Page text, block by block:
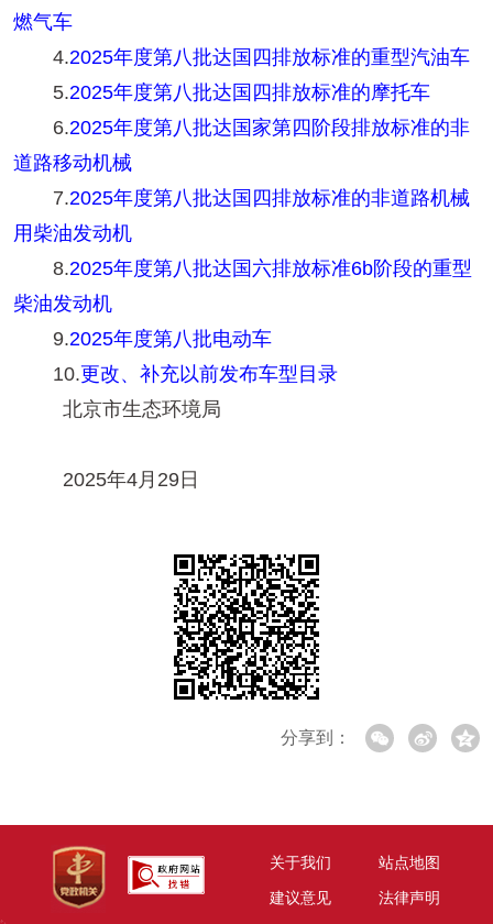
燃气车
4.2025年度第八批达国四排放标准的重型汽油车
5.2025年度第八批达国四排放标准的摩托车
6.2025年度第八批达国家第四阶段排放标准的非
道路移动机械
7.2025年度第八批达国四排放标准的非道路机械
用柴油发动机
8.2025年度第八批达国六排放标准6b阶段的重型
柴油发动机
9.2025年度第八批电动车
10.更改、补充以前发布车型目录
北京市生态环境局
2025年4月29日
分享到：
关于我们
站点地图
建议意见
法律声明